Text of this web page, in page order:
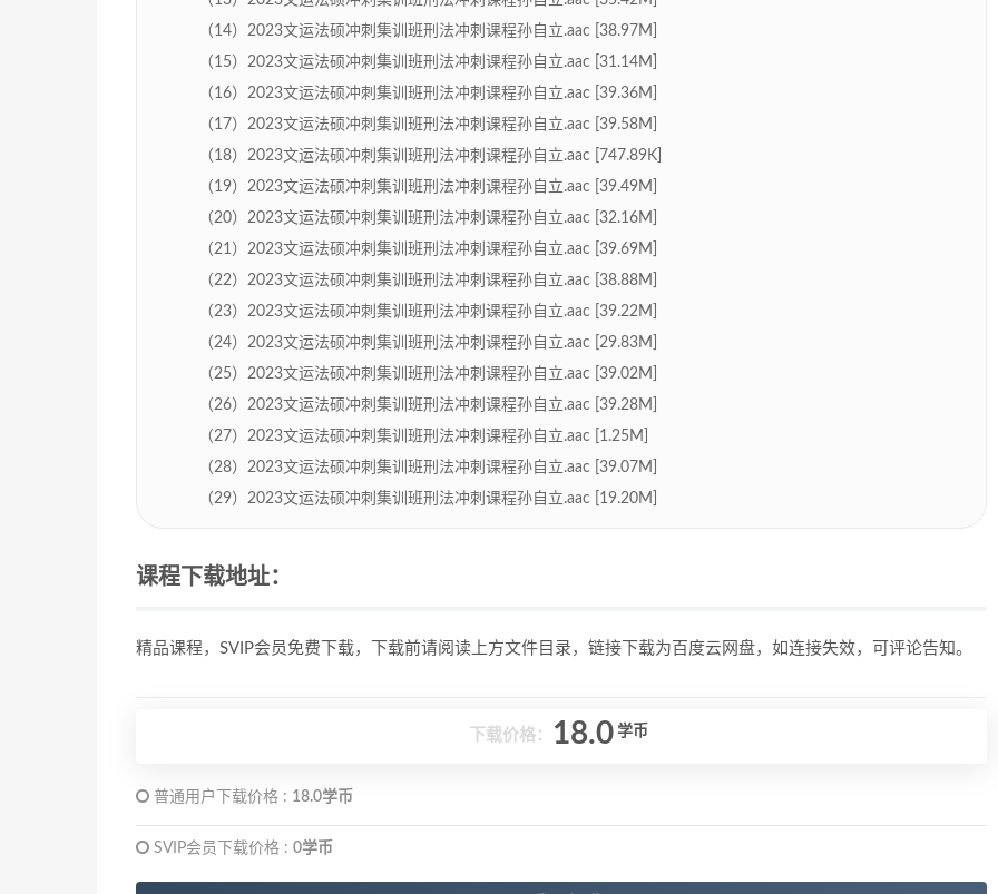
（14）2023文运法硕冲刺集训班刑法冲刺课程孙自立.aac [38.97M]
（15）2023文运法硕冲刺集训班刑法冲刺课程孙自立.aac [31.14M]
（16）2023文运法硕冲刺集训班刑法冲刺课程孙自立.aac [39.36M]
（17）2023文运法硕冲刺集训班刑法冲刺课程孙自立.aac [39.58M]
（18）2023文运法硕冲刺集训班刑法冲刺课程孙自立.aac [747.89K]
（19）2023文运法硕冲刺集训班刑法冲刺课程孙自立.aac [39.49M]
（20）2023文运法硕冲刺集训班刑法冲刺课程孙自立.aac [32.16M]
（21）2023文运法硕冲刺集训班刑法冲刺课程孙自立.aac [39.69M]
（22）2023文运法硕冲刺集训班刑法冲刺课程孙自立.aac [38.88M]
（23）2023文运法硕冲刺集训班刑法冲刺课程孙自立.aac [39.22M]
（24）2023文运法硕冲刺集训班刑法冲刺课程孙自立.aac [29.83M]
（25）2023文运法硕冲刺集训班刑法冲刺课程孙自立.aac [39.02M]
（26）2023文运法硕冲刺集训班刑法冲刺课程孙自立.aac [39.28M]
（27）2023文运法硕冲刺集训班刑法冲刺课程孙自立.aac [1.25M]
（28）2023文运法硕冲刺集训班刑法冲刺课程孙自立.aac [39.07M]
（29）2023文运法硕冲刺集训班刑法冲刺课程孙自立.aac [19.20M]
课程下载地址：
精品课程，SVIP会员免费下载，下载前请阅读上方文件目录，链接下载为百度云网盘，如连接失效，可评论告知。
下载价格： 18.0 学币
普通用户下载价格 : 18.0学币
SVIP会员下载价格 : 0学币